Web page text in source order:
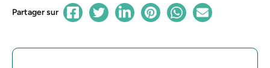
Partager sur